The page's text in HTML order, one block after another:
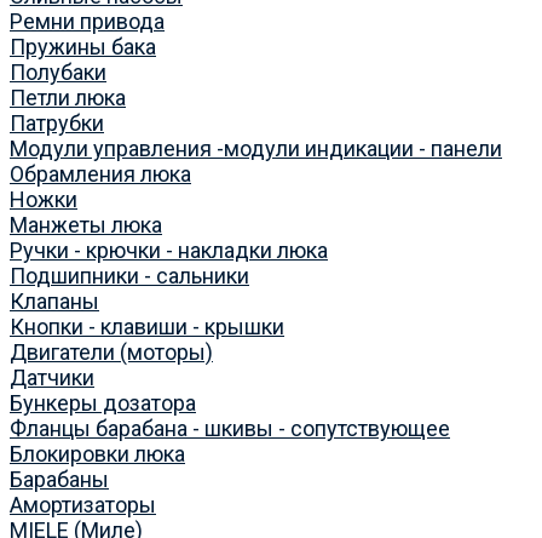
Ремни привода
Пружины бака
Полубаки
Петли люка
Патрубки
Модули управления -модули индикации - панели
Обрамления люка
Ножки
Манжеты люка
Ручки - крючки - накладки люка
Подшипники - сальники
Клапаны
Кнопки - клавиши - крышки
Двигатели (моторы)
Датчики
Бункеры дозатора
Фланцы барабана - шкивы - сопутствующее
Блокировки люка
Барабаны
Амортизаторы
MIELE (Миле)